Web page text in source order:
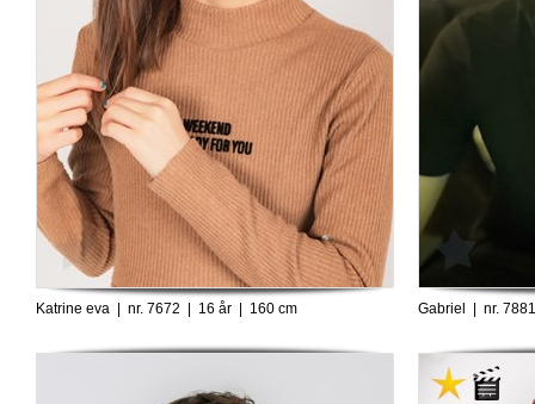
Katrine eva | nr. 7672 | 16 år | 160 cm Gabriel | nr.